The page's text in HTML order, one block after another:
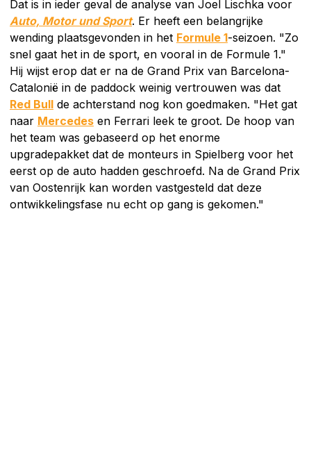
Dat is in ieder geval de analyse van Joel Lischka voor
Auto, Motor und Sport. Er heeft een belangrijke
wending plaatsgevonden in het Formule 1-seizoen. "Zo
snel gaat het in de sport, en vooral in de Formule 1."
Hij wijst erop dat er na de Grand Prix van Barcelona-
Catalonië in de paddock weinig vertrouwen was dat
Red Bull de achterstand nog kon goedmaken. "Het gat
naar Mercedes en Ferrari leek te groot. De hoop van
het team was gebaseerd op het enorme
upgradepakket dat de monteurs in Spielberg voor het
eerst op de auto hadden geschroefd. Na de Grand Prix
van Oostenrijk kan worden vastgesteld dat deze
ontwikkelingsfase nu echt op gang is gekomen."